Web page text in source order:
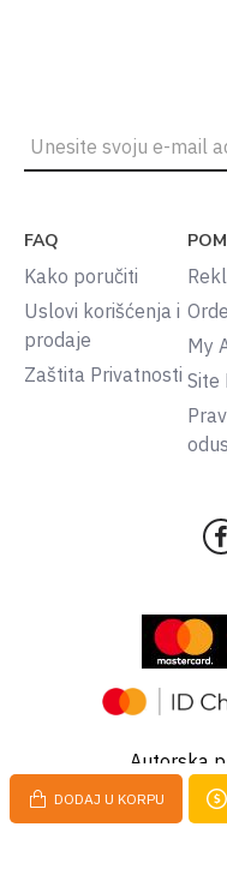
DODAJ U KORPU
FAQ
Kako poručiti
Uslovi korišćenja i
prodaje
Zaštita Privatnosti
My
Site
Autorska
Sva